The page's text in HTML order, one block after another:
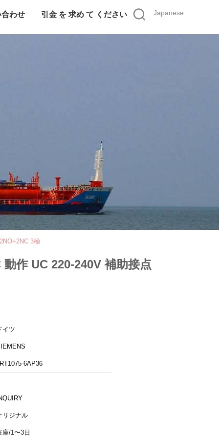
Japanese
わせ 引金 を 求め て ください
3極
作 UC 220-240V 補助接点
イツ
6AP36
リジナル
庫/1〜3日